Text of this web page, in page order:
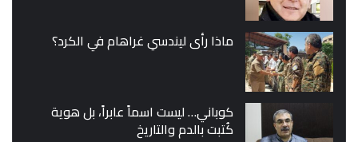
ماذا رأى ليندسي غراهام في الكرد؟
كوباني… ليست اسماً عابراً، بل هوية
كُتبت بالدم والتاريخ